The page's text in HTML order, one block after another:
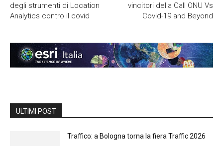
degli strumenti di Location
Analytics contro il covid
vincitori della Call ONU Vs
Covid-19 and Beyond
ULTIMI POST
Traffico: a Bologna torna la fiera Traffic 2026